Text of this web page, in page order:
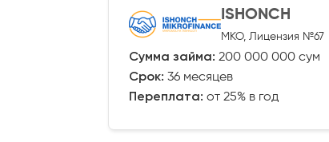
ISHONCH
МКО, Лицензия №67
Сумма займа: 200 000 000 сум
Срок: 36 месяцев
Переплата: от 25% в год